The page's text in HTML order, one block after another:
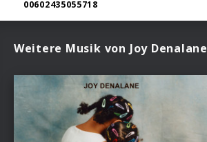
00602435055718
Weitere Musik von Joy Denalane